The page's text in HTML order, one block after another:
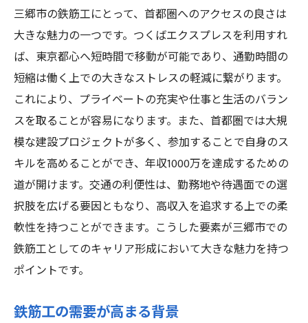
方法
専門的なスキルの向上法
収入を増やすための効果的な方法
ネットワークの構築と活用
地域の需要を見据えた働き方
新しい技術への対応と習得
継続的な学びと自己成長
三郷市での鉄筋工の仕事内容と収入の現状を探
る
鉄筋工の具体的な仕事内容
三郷市における給与水準の現状
仕事環境と労働条件の魅力
三郷市の鉄筋工にとって、首都圏へのアクセスの良さは
大きな魅力の一つです。つくばエクスプレスを利用すれ
ば、東京都心へ短時間で移動が可能であり、通勤時間の
短縮は働く上での大きなストレスの軽減に繋がります。
これにより、プライベートの充実や仕事と生活のバラン
スを取ることが容易になります。また、首都圏では大規
模な建設プロジェクトが多く、参加することで自身のス
キルを高めることができ、年収1000万を達成するための
道が開けます。交通の利便性は、勤務地や待遇面での選
択肢を広げる要因ともなり、高収入を追求する上での柔
軟性を持つことができます。こうした要素が三郷市での
鉄筋工としてのキャリア形成において大きな魅力を持つ
ポイントです。
鉄筋工の需要が高まる背景